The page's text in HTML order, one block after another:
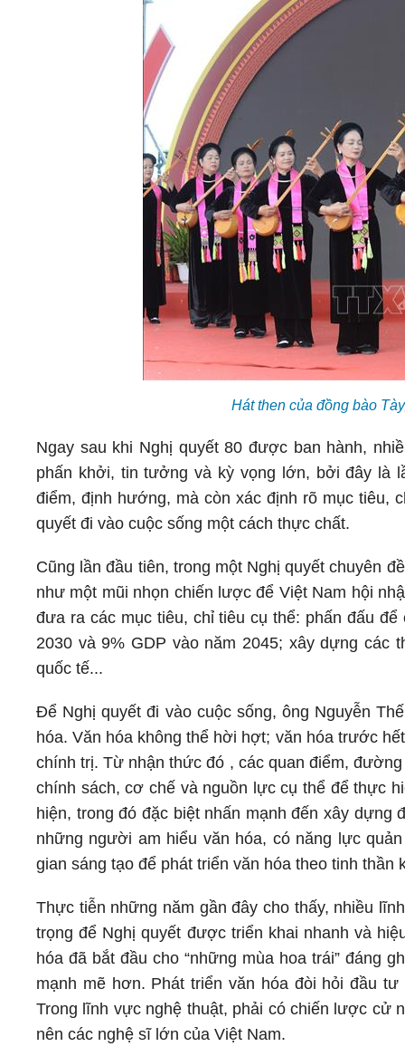
Hát then của đồng bào
Ngay sau khi Nghị quyết 80 được ban hành,
phấn khởi, tin tưởng và kỳ vọng lớn, bởi đây là
điểm, định hướng, mà còn xác định rõ mục tiêu,
quyết đi vào cuộc sống một cách thực chất.
Cũng lần đầu tiên, trong một Nghị quyết chuyên
như một mũi nhọn chiến lược để Việt Nam hội
đưa ra các mục tiêu, chỉ tiêu cụ thể: phấn đấu
2030 và 9% GDP vào năm 2045; xây dựng
quốc tế...
Để Nghị quyết đi vào cuộc sống, ông Nguyễn
hóa. Văn hóa không thể hời hợt; văn hóa trước
chính trị. Từ nhận thức đó , các quan điểm,
chính sách, cơ chế và nguồn lực cụ thể để thực
hiện, trong đó đặc biệt nhấn mạnh đến xây
những người am hiểu văn hóa, có năng lực
gian sáng tạo để phát triển văn hóa theo tinh thần
Thực tiễn những năm gần đây cho thấy, nhiều
trọng để Nghị quyết được triển khai nhanh và
hóa đã bắt đầu cho “những mùa hoa trái” đáng
mạnh mẽ hơn. Phát triển văn hóa đòi hỏi đầu
Trong lĩnh vực nghệ thuật, phải có chiến lược cử
nên các nghệ sĩ lớn của Việt Nam.